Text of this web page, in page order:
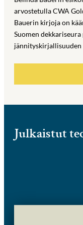
arvostetulla CWA
Bauerin kirjoja on
Suomen
Julkaistut